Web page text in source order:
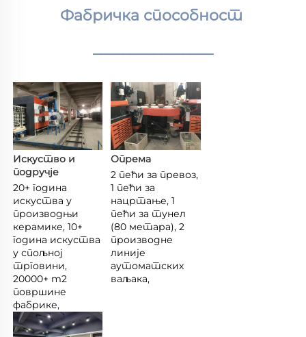
Фабричка способност
________________
Искуство и
подручје
20+ година
искуства у
производњи
керамике, 10+
година искуства
у спољној
трговини,
20000+ m2
површине
фабрике,
Опрема
2 пећи за превоз,
1 пећи за
нацртање, 1
пећи за тунел
(80 метара), 2
производне
линије
аутоматских
ваљака,